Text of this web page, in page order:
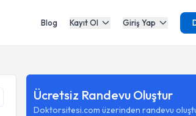
Blog Kayıt Ol Giriş Yap
Ücretsiz Randevu Oluştur
Doktorsitesi.com üzerinden randevu